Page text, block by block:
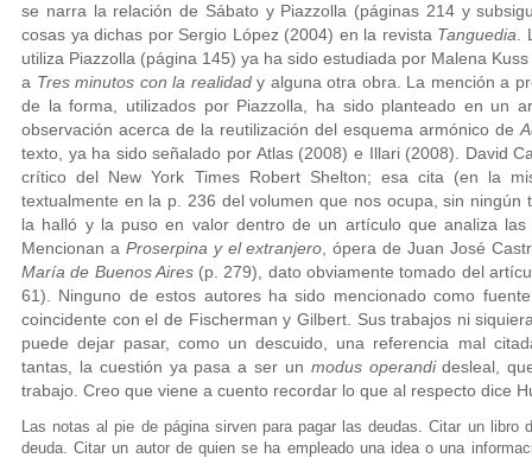
se narra la relación de Sábato y Piazzolla (páginas 214 y
cosas ya dichas por Sergio López (2004) en la revista Tanguedia
utiliza Piazzolla (página 145) ya ha sido estudiada por Malena
a Tres minutos con la realidady alguna otra obra. La mención a
de la forma, utilizados por Piazzolla, ha sido planteado en un
observación acerca de la reutilización del esquema armónico de
texto, ya ha sido señalado por Atlas (2008) e Illari (2008). David
crítico del New York Times Robert Shelton; esa cita (en la
textualmente en la p. 236 del volumen que nos ocupa, sin
la halló y la puso en valor dentro de un artículo que analiza las
Mencionan a Proserpina y el extranjero , ópera de Juan José
María de Buenos Aires(p. 279), dato obviamente tomado del
61). Ninguno de estos autores ha sido mencionado como
coincidente con el de Fischerman y Gilbert. Sus trabajos ni
puede dejar pasar, como un descuido, una referencia mal
tantas, la cuestión ya pasa a ser un modus operandidesleal,
trabajo. Creo que viene a cuento recordar lo que al respecto dice
Las notas al pie de página sirven para pagar las deudas. Citar un libro
deuda. Citar un autor de quien se ha empleado una idea o una